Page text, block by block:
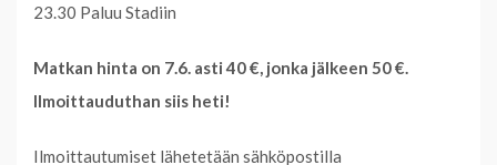
23.30 Paluu Stadiin
Matkan hinta on 7.6. asti 40€, jonka jälkeen 50 €.
Ilmoittauduthan siis heti!
Ilmoittautumiset lähetetään sähköpostilla